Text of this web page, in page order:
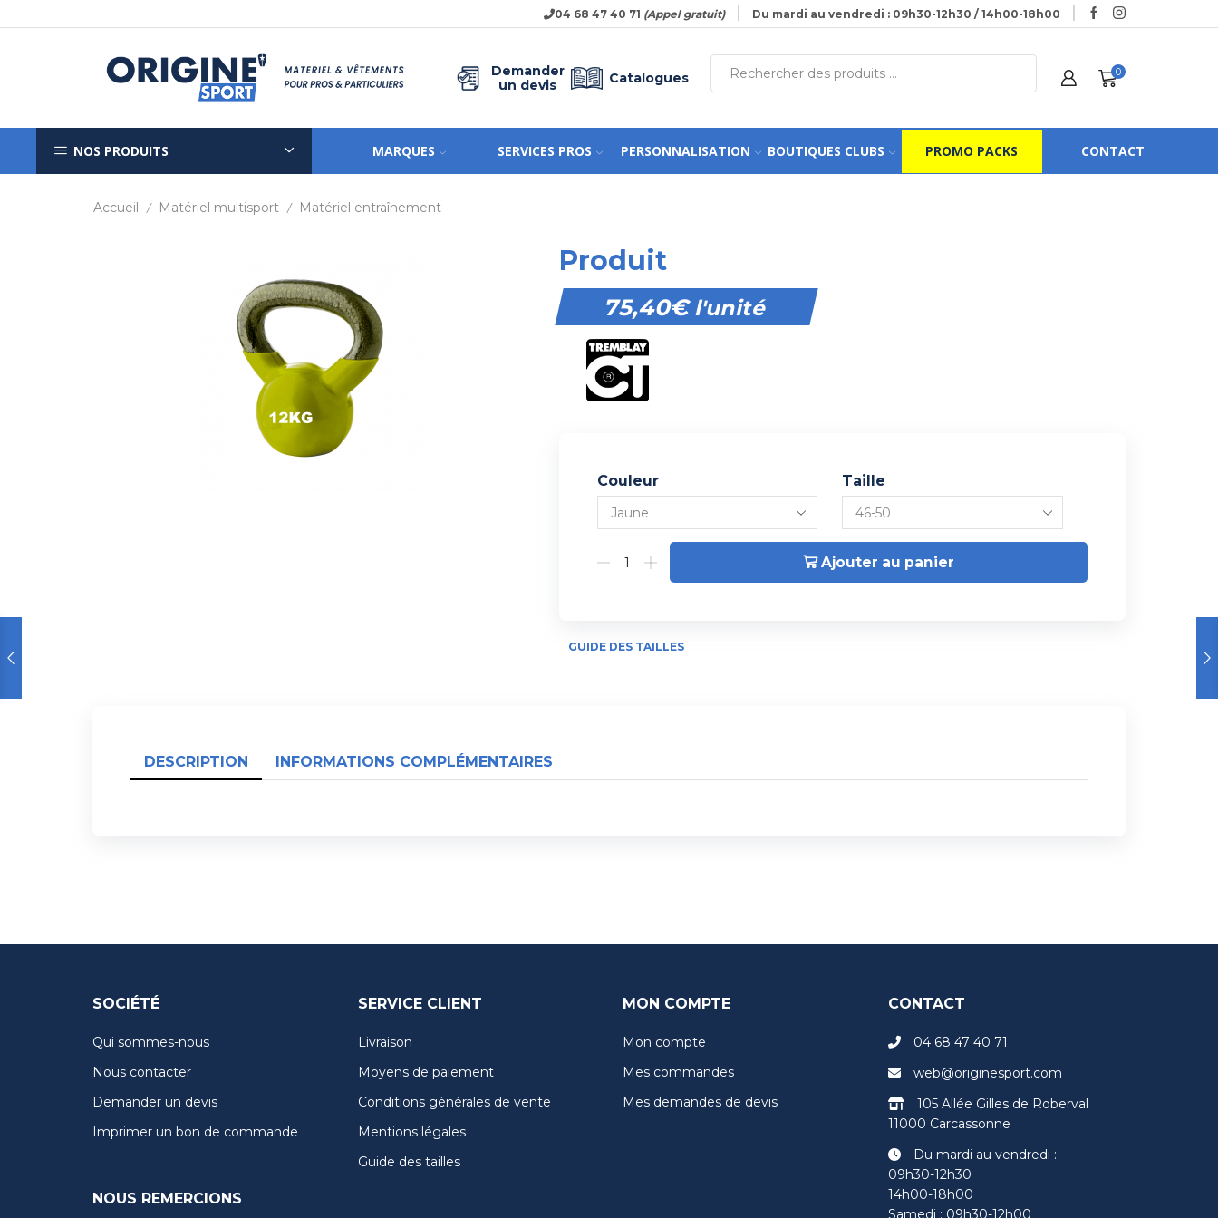
04 68 47 40 71 (Appel gratuit) Du mardi au vendredi : 09h30-12h30 / 14h00-18h00
Demander
un devis
Catalogues 0
NOS PRODUITS MARQUES SERVICES PROS PERSONNALISATION BOUTIQUES CLUBS PROMO PACKS CONTACT
Accueil / Matériel multisport / Matériel entraînement
Produit
75,40€l'unité
Couleur Taille
Ajouter au panier
GUIDE DES TAILLES
DESCRIPTION INFORMATIONS COMPLÉMENTAIRES
SOCIÉTÉ
Qui sommes-nous
Nous contacter
Demander un devis
Imprimer un bon de commande
NOUS REMERCIONS
SERVICE CLIENT
Livraison
Moyens de paiement
Conditions générales de vente
Mentions légales
Guide des tailles
MON COMPTE
Mon compte
Mes commandes
Mes demandes de devis
CONTACT
04 68 47 40 71
web@originesport.com
105 Allée Gilles de Roberval
11000 Carcassonne
Du mardi au vendredi :
09h30-12h30
14h00-18h00
Samedi : 09h30-12h00